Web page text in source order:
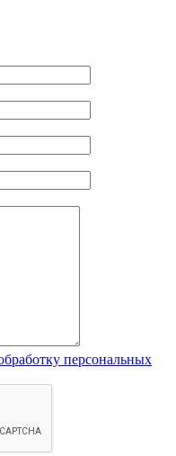
персональных